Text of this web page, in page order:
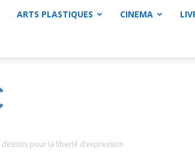
ARTS PLASTIQUES CINEMA
dessins pour la liberté d’expression